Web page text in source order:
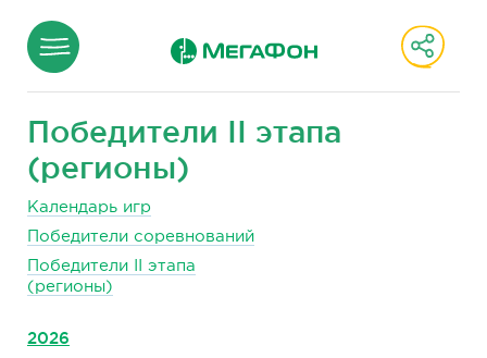
Победители II этапа
(регионы)
Календарь игр
Победители соревнований
Победители II этапа
(регионы)
2026